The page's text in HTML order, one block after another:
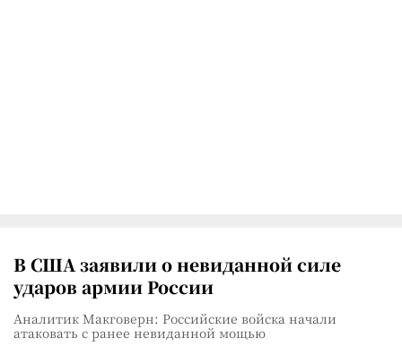
В США заявили о невиданной силе
ударов армии России
Аналитик Макговерн: Российские войска начали
атаковать с ранее невиданной мощью